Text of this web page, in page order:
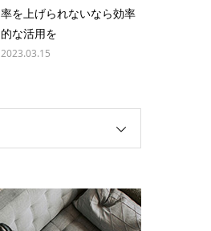
率を上げられないなら効率
的な活用を
2023.03.15